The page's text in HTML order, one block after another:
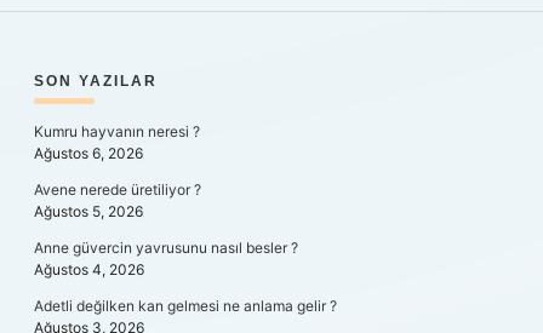
SIDEBAR
SON YAZILAR
Kumru hayvanın neresi ?
Ağustos 6, 2026
Avene nerede üretiliyor ?
Ağustos 5, 2026
Anne güvercin yavrusunu nasıl besler ?
Ağustos 4, 2026
Adetli değilken kan gelmesi ne anlama gelir ?
Ağustos 3, 2026